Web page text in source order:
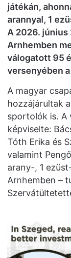
játékán,
arannyal, 1
A 2026. június
Arnhemben
válogatott 95
versenyében
A magyar
hozzájárultak
sportolók is. A
képviselte:
Tóth Erika és
valamint
arany-, 1
Arnhemben –